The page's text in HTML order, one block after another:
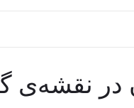
در نقشه‌ی